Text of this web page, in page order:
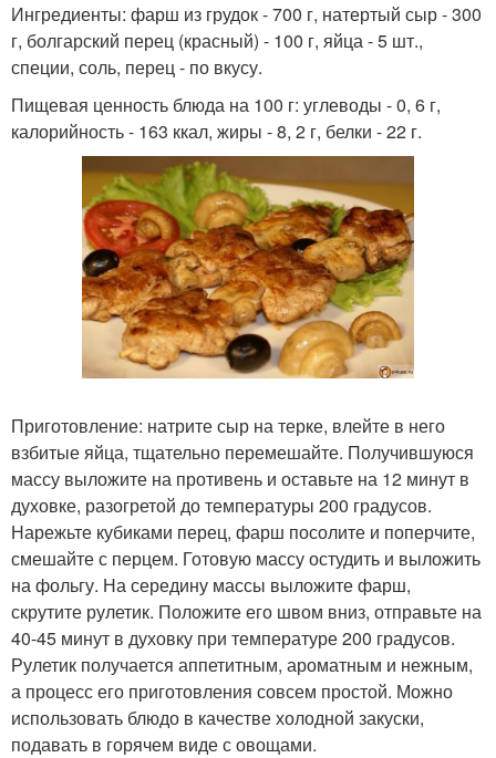
Ингредиенты: фарш из грудок - 700 г, натертый сыр - 300
г, болгарский перец (красный) - 100 г, яйца - 5 шт.,
специи, соль, перец - по вкусу.
Пищевая ценность блюда на 100 г: углеводы - 0, 6 г,
калорийность - 163 ккал, жиры - 8, 2 г, белки - 22 г.
Приготовление: натрите сыр на терке, влейте в него
взбитые яйца, тщательно перемешайте. Получившуюся
массу выложите на противень и оставьте на 12 минут в
духовке, разогретой до температуры 200 градусов.
Нарежьте кубиками перец, фарш посолите и поперчите,
смешайте с перцем. Готовую массу остудить и выложить
на фольгу. На середину массы выложите фарш,
скрутите рулетик. Положите его швом вниз, отправьте на
40-45 минут в духовку при температуре 200 градусов.
Рулетик получается аппетитным, ароматным и нежным,
а процесс его приготовления совсем простой. Можно
использовать блюдо в качестве холодной закуски,
подавать в горячем виде с овощами.